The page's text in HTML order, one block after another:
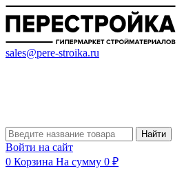
sales@pere-stroika.ru
Найти
Войти на сайт
0 Корзина На сумму 0 ₽